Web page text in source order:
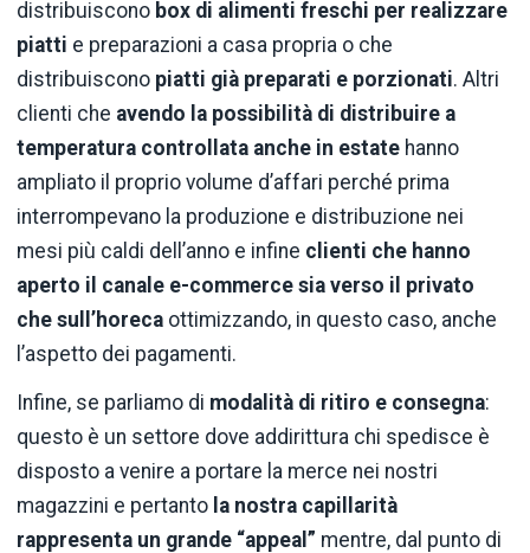
distribuiscono box di alimenti freschi per realizzare
piatti e preparazioni a casa propria o che
distribuiscono piatti già preparati e porzionati. Altri
clienti che avendo la possibilità di distribuire a
temperatura controllata anche in estate hanno
ampliato il proprio volume d’affari perché prima
interrompevano la produzione e distribuzione nei
mesi più caldi dell’anno e infine clienti che hanno
aperto il canale e-commerce sia verso il privato
che sull’horeca ottimizzando, in questo caso, anche
l’aspetto dei pagamenti.
Infine, se parliamo di modalità di ritiro e consegna:
questo è un settore dove addirittura chi spedisce è
disposto a venire a portare la merce nei nostri
magazzini e pertanto la nostra capillarità
rappresenta un grande “appeal” mentre, dal punto di